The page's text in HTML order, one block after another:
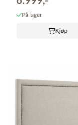
På lager
Kjøp